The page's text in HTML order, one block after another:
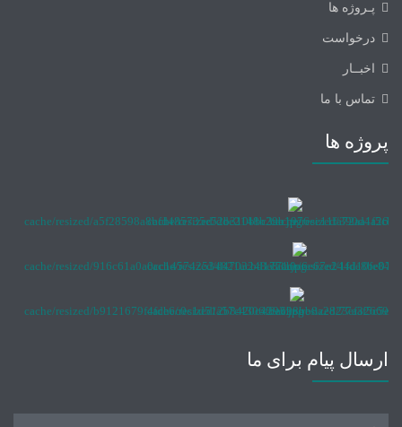
پـروژه ها
درخواست
اخبــار
تماس با ما
پروژه ها
ارسال پیام برای ما